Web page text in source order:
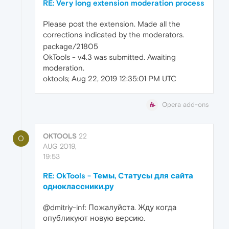
RE: Very long extension moderation process
Please post the extension. Made all the
corrections indicated by the moderators.
package/21805
OkTools - v4.3 was submitted. Awaiting
moderation.
oktools; Aug 22, 2019 12:35:01 PM UTC
Opera add-ons
O OKTOOLS 22
AUG 2019,
19:53
RE: OkTools - Темы, Cтатусы для сайта
одноклассники.ру
@dmitriy-inf: Пожалуйста. Жду когда
опубликуют новую версию.